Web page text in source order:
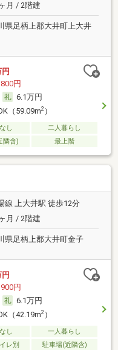
月 / 2階建
県足柄上郡大井町上大井
円
円
6.1万円
（59.09m2）
し
二人暮らし
隣含) 最上階
線 上大井駅 徒歩12分
月 / 2階建
県足柄上郡大井町金子
円
6.1万円
（42.19m2）
し
一人暮らし
レ別 駐車場(近隣含)